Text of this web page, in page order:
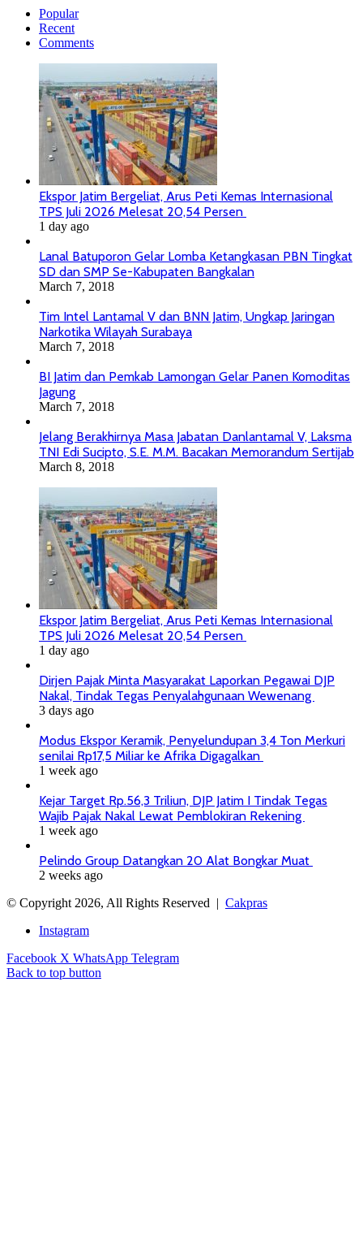
Popular
Recent
Comments
Ekspor Jatim Bergeliat, Arus Peti Kemas Internasional
TPS Juli 2026 Melesat 20,54 Persen
1 day ago
Lanal Batuporon Gelar Lomba Ketangkasan PBN Tingkat
SD dan SMP Se-Kabupaten Bangkalan
March 7, 2018
Tim Intel Lantamal V dan BNN Jatim, Ungkap Jaringan
Narkotika Wilayah Surabaya
March 7, 2018
BI Jatim dan Pemkab Lamongan Gelar Panen Komoditas
Jagung
March 7, 2018
Jelang Berakhirnya Masa Jabatan Danlantamal V, Laksma
TNI Edi Sucipto, S.E. M.M. Bacakan Memorandum Sertijab
March 8, 2018
Ekspor Jatim Bergeliat, Arus Peti Kemas Internasional
TPS Juli 2026 Melesat 20,54 Persen
1 day ago
Dirjen Pajak Minta Masyarakat Laporkan Pegawai DJP
Nakal, Tindak Tegas Penyalahgunaan Wewenang
3 days ago
Modus Ekspor Keramik, Penyelundupan 3,4 Ton Merkuri
senilai Rp17,5 Miliar ke Afrika Digagalkan
1 week ago
Kejar Target Rp.56,3 Triliun, DJP Jatim I Tindak Tegas
Wajib Pajak Nakal Lewat Pemblokiran Rekening
1 week ago
Pelindo Group Datangkan 20 Alat Bongkar Muat
2 weeks ago
© Copyright 2026, All Rights Reserved | Cakpras
Instagram
Facebook X WhatsApp Telegram
Back to top button